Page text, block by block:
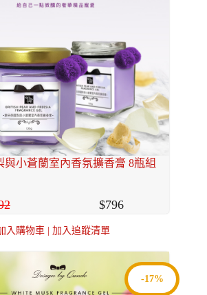
與小蒼蘭室內香氛擴香膏 8瓶組
796
入購物車 | 加入追蹤清單
-17%